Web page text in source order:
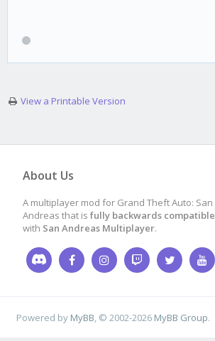
View a Printable Version
About Us
A multiplayer mod for Grand Theft Auto: San
Andreas that is fully backwards compatible
with San Andreas Multiplayer.
Powered by MyBB , © 2002-2026 MyBB Group.